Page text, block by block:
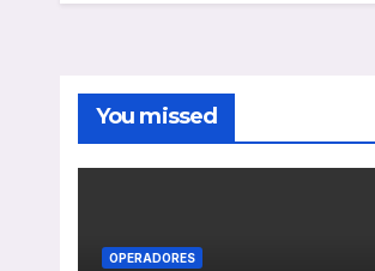
You missed
OPERADORES